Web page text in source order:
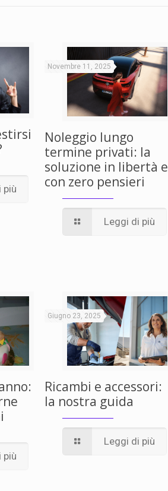
più
Novembre 11, 2025
Noleggio lungo
termine privati: la
soluzione in libertà e
con zero pensieri
Leggi di più
più
Giugno 23, 2025
Ricambi e accessori:
la nostra guida
Leggi di più